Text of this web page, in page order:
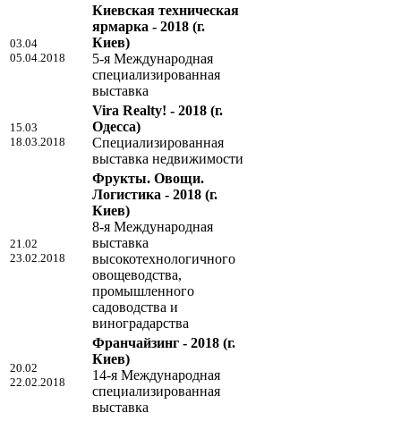
03.04
05.04.2018
Киевская техническая
ярмарка - 2018 (г.
Киев)
5-я Международная
специализированная
выставка
15.03
18.03.2018
Vira Realty! - 2018 (г.
Одесса)
Специализированная
выставка недвижимости
21.02
23.02.2018
Фрукты. Овощи.
Логистика - 2018 (г.
Киев)
8-я Международная
выставка
высокотехнологичного
овощеводства,
промышленного
садоводства и
виноградарства
20.02
22.02.2018
Франчайзинг - 2018 (г.
Киев)
14-я Международная
специализированная
выставка